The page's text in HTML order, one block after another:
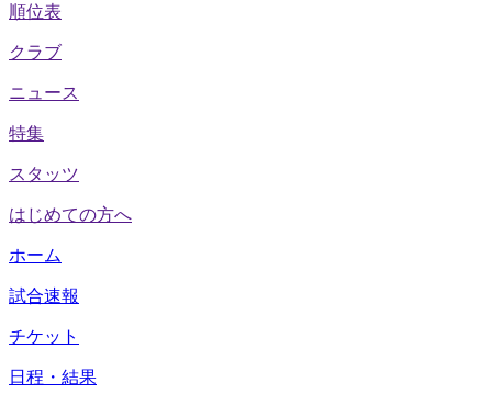
順位表
クラブ
ニュース
特集
スタッツ
はじめての方へ
ホーム
試合速報
チケット
日程・結果